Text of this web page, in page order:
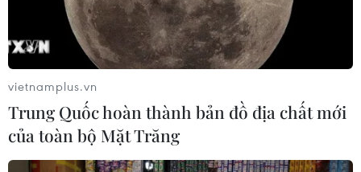
TIN CÙNG CHUYÊN MỤC
vietnamplus.vn
Trung Quốc hoàn thành bản đồ địa chất mới
của toàn bộ Mặt Trăng